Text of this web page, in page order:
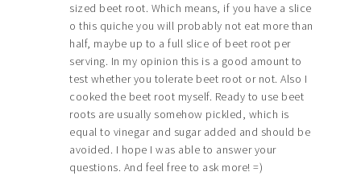
sized beet root. Which means, if you have a slice
o this quiche you will probably not eat more than
half, maybe up to a full slice of beet root per
serving. In my opinion this is a good amount to
test whether you tolerate beet root or not. Also I
cooked the beet root myself. Ready to use beet
roots are usually somehow pickled, which is
equal to vinegar and sugar added and should be
avoided. I hope I was able to answer your
questions. And feel free to ask more! =)